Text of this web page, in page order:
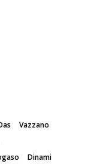
Vazzano
Dinami